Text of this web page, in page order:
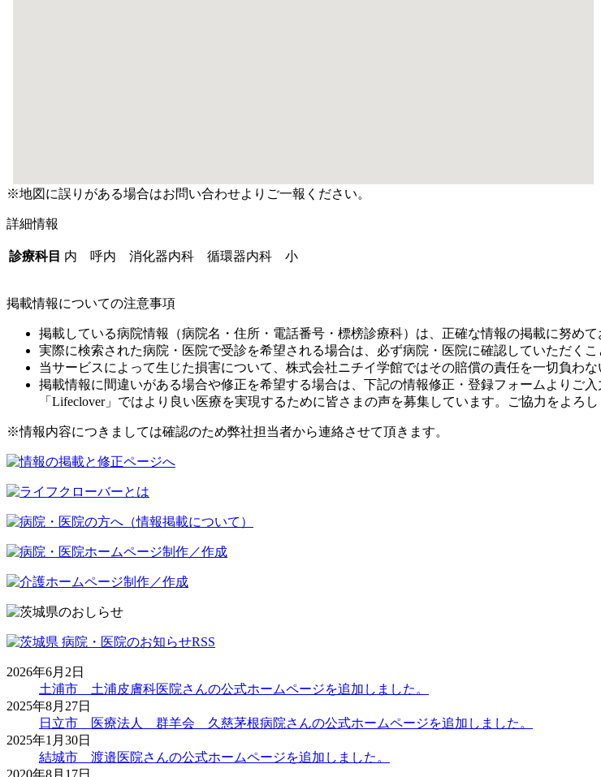
※地図に誤りがある場合はお問い合わせよりご一報ください。
詳細情報
診療科目 内 呼内 消化器内科 循環器内科 小
掲載情報についての注意事項
掲載している病院情報（病院名・住所・電話番号・標榜診療科）は、正確な情報の掲載に努め
実際に検索された病院・医院で受診を希望される場合は、必ず病院・医院に確認していただくこ
当サービスによって生じた損害について、株式会社ニチイ学館ではその賠償の責任を一切負わな
掲載情報に間違いがある場合や修正を希望する場合は、下記の情報修正・登録フォームよりご入
「Lifeclover」ではより良い医療を実現するために皆さまの声を募集しています。ご協力をよろし
※情報内容につきましては確認のため弊社担当者から連絡させて頂きます。
2026年6月2日
土浦市 土浦皮膚科医院さんの公式ホームページを追加しました。
2025年8月27日
日立市 医療法人 群羊会 久慈茅根病院さんの公式ホームページを追加しました。
2025年1月30日
結城市 渡邉医院さんの公式ホームページを追加しました。
2020年8月17日